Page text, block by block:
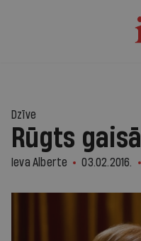
Dzīve
Rūgts gaisā
Ieva Alberte 03.02.2016.